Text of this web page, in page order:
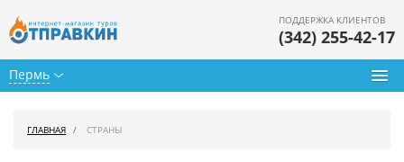
Пермь
ПОДДЕРЖКА КЛИЕНТОВ
(342) 255-42-17
ГЛАВНАЯ СТРАНЫ